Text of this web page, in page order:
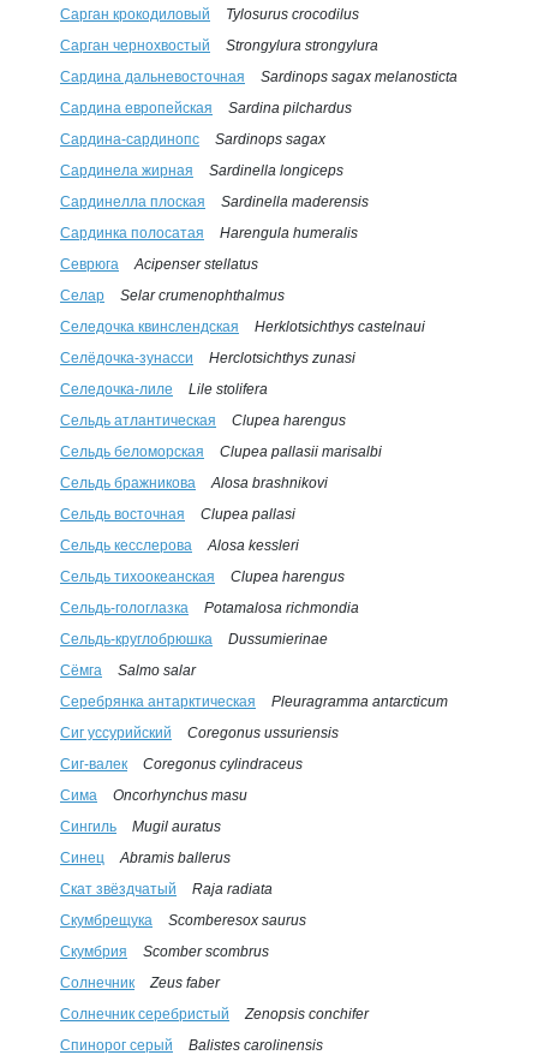
Сарган крокодиловый
Tylosurus crocodilus
Сарган чернохвостый
Strongylura strongylura
Сардина дальневосточная
Sardinops sagax melanosticta
Сардина европейская
Sardina pilchardus
Сардина-сардинопс
Sardinops sagax
Сардинела жирная
Sardinella longiceps
Сардинелла плоская
Sardinella maderensis
Сардинка полосатая
Harengula humeralis
Севрюга
Acipenser stellatus
Селар
Selar crumenophthalmus
Селедочка квинслендская
Herklotsichthys castelnaui
Селёдочка-зунасси
Herclotsichthys zunasi
Селедочка-лиле
Lile stolifera
Сельдь атлантическая
Clupea harengus
Сельдь беломорская
Clupea pallasii marisalbi
Сельдь бражникова
Alosa brashnikovi
Сельдь восточная
Clupea pallasi
Сельдь кесслерова
Alosa kessleri
Сельдь тихоокеанская
Сlupea harengus
Сельдь-гологлазка
Potamalosa richmondia
Сельдь-круглобрюшка
Dussumierinae
Сёмга
Salmo salar
Серебрянка антарктическая
Pleuragramma antarcticum
Сиг уссурийский
Coregonus ussuriensis
Сиг-валек
Coregonus cylindraceus
Сима
Oncorhynchus masu
Сингиль
Mugil auratus
Синец
Abramis ballerus
Скат звёздчатый
Raja radiata
Скумбрещука
Scomberesox saurus
Скумбрия
Scomber scombrus
Солнечник
Zeus faber
Солнечник серебристый
Zenopsis conchifer
Спинорог серый
Balistes carolinensis